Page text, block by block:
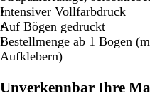
Intensiver Vollfarbdruck
Auf Bögen gedruckt
Bestellmenge ab 1 Bogen
Aufklebern)
Unverkennbar Ihre